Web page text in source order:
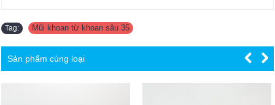
Tag: Mũi khoan từ khoan sâu 35
Sản phẩm cùng loại